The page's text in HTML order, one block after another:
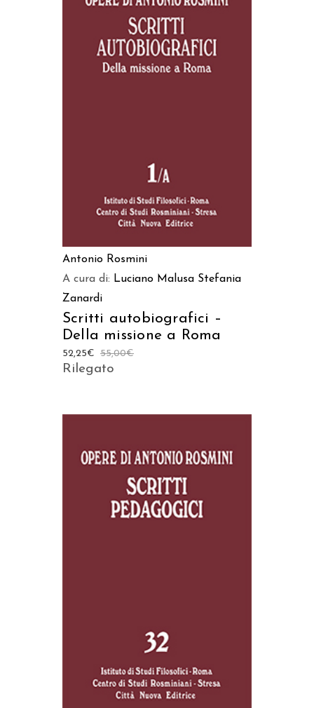
Antonio Rosmini
A cura di: Luciano Malusa Stefania
Zanardi
Scritti autobiografici –
Della missione a Roma
55,00€
52,25€
Rilegato